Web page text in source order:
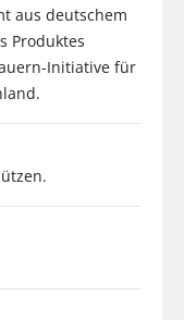
aus deutschem
Produktes
Initiative für